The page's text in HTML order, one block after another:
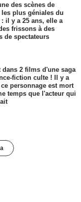
des scènes de
les plus géniales du
il y a 25 ans, elle a
frissons à des
de spectateurs
dans 2 films d'une saga
fiction culte ! Il y a
personnage est mort
temps que l'acteur qui